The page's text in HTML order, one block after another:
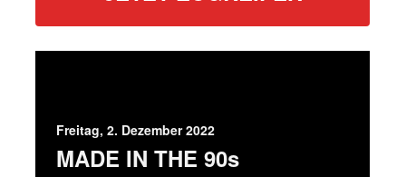
Freitag, 2. Dezember 2022
MADE IN THE 90s